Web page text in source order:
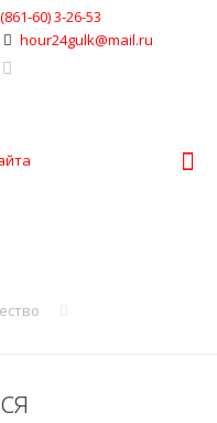
(861-60) 3-26-53
hour24gulk@mail.ru